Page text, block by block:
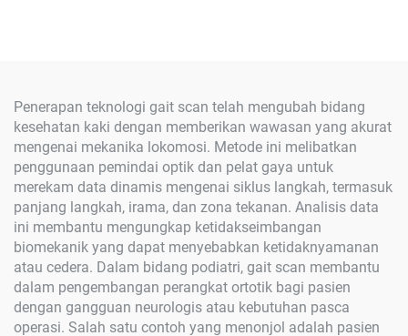
Penerapan teknologi gait scan telah mengubah bidang
kesehatan kaki dengan memberikan wawasan yang akurat
mengenai mekanika lokomosi. Metode ini melibatkan
penggunaan pemindai optik dan pelat gaya untuk
merekam data dinamis mengenai siklus langkah, termasuk
panjang langkah, irama, dan zona tekanan. Analisis data
ini membantu mengungkap ketidakseimbangan
biomekanik yang dapat menyebabkan ketidaknyamanan
atau cedera. Dalam bidang podiatri, gait scan membantu
dalam pengembangan perangkat ortotik bagi pasien
dengan gangguan neurologis atau kebutuhan pasca
operasi. Salah satu contoh yang menonjol adalah pasien